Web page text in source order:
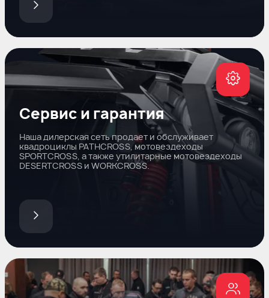
Сервис и гарантия
Наша дилерская сеть продает и обслуживает
квадроциклы PATHCROSS, мотовездеходы
SPORTCROSS, а также утилитарные мотовездеходы
DESERTCROSS и WORKCROSS.